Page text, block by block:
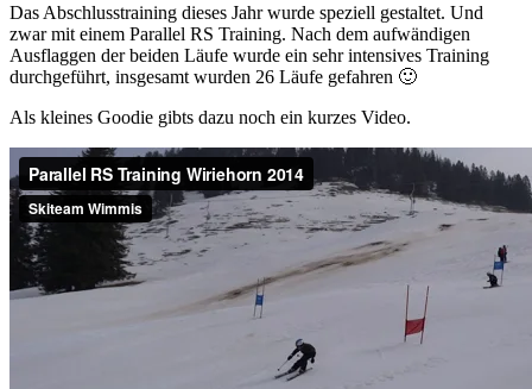
Das Abschlusstraining dieses Jahr wurde speziell gestaltet. Und
zwar mit einem Parallel RS Training. Nach dem aufwändigen
Ausflaggen der beiden Läufe wurde ein sehr intensives Training
durchgeführt, insgesamt wurden 26 Läufe gefahren 🙂
Als kleines Goodie gibts dazu noch ein kurzes Video.